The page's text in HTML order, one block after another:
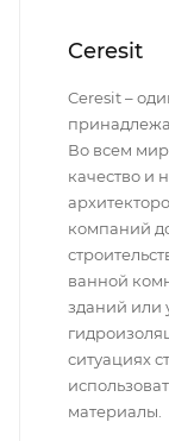
Ceresit
Ceresit –
Во всем
качество и
компаний
ванной
зданий или
ситуациях
материалы.